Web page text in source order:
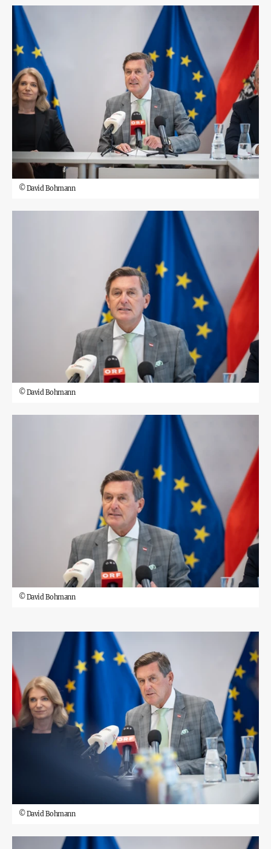
©David Bohmann
©David Bohmann
©David Bohmann
©David Bohmann